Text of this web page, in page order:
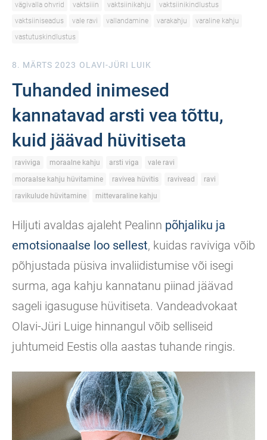
vägivalla ohvrid
vaktsiiin vaktsiinikahju
vaktsiinikindlustus
vaktsiiniseadus
vale ravi vallandamine varakahju
varaline kahju
vastutuskindlustus
8. MÄRTS 2023 OLAVI-JÜRI LUIK
Tuhanded inimesed
kannatavad arsti vea tõttu,
kuid jäävad hüvitiseta
raviviga moraalne kahju arsti viga
vale ravi
moraalse kahju hüvitamine
ravivea hüvitis ravivead
ravi
ravikulude hüvitamine
mittevaraline kahju
Hiljuti avaldas ajaleht Pealinn põhjaliku ja
emotsionaalse loo sellest, kuidas raviviga võib
põhjustada püsiva invaliidistumise või isegi
surma, aga kahju kannatanu piinad jäävad
sageli igasuguse hüvitiseta. Vandeadvokaat
Olavi-Jüri Luige hinnangul võib selliseid
juhtumeid Eestis olla aastas tuhande ringis.